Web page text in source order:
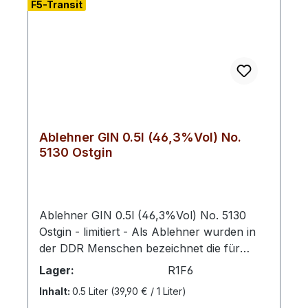
F5-Transit
Ablehner GIN 0.5l (46,3%Vol) No.
5130 Ostgin
Ablehner GIN 0.5l (46,3%Vol) No. 5130
Ostgin - limitiert - Als Ablehner wurden in
der DDR Menschen bezeichnet die für
das Ministerium für Staatssicherheit als IM
tätig werden sollten, dieses aber abgelehnt
haben. Viele der in unserem Gin
Lager: R1F6
Inhalt: 0.5 Liter (39,90 € / 1 Liter)